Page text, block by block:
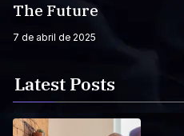
The Future
7 de abril de 2025
Latest Posts